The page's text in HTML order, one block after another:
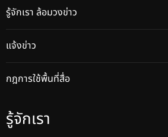
รู้จักเรา ล้อมวงข่าว
แจ้งข่าว
กฎการใช้พื้นที่สื่อ
รู้จักเรา